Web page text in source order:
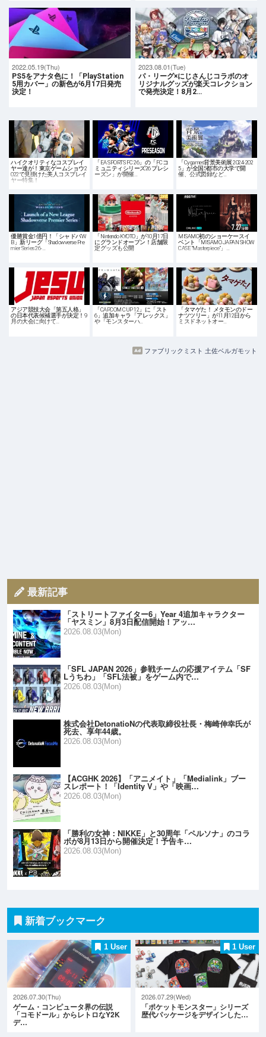
2022.05.19(Thu)
PS5をアナタ色に！「PlayStation
5用カバー」の新色が6月17日発売
決定！
2023.08.01(Tue)
パ・リーグ×にじさんじコラボのオ
リジナルグッズが楽天コレクション
で発売決定！8月2…
ハイクオリティなコスプレイ
ヤー達が！東京ゲームショウ2
022で見掛けた美人コスプレイ
ヤー特集！
「EA SPORTS FC 26」の「FCコ
ミュニティシリーズ26 プレシ
ーズン」が開催…
「Cygames背景美術展 2024-202
5」が全国5都市の大学で開
催、公式図録など…
優勝賞金1億円！「シャドバW
B」新リーグ「Shadowverse Pre
mier Series 26-…
「Nintendo KYOTO」が10月17日
にグランドオープン！店舗限
定グッズも公開
MISAMO初のショーケースイ
ベント「MISAMO JAPAN SHOW
CASE “Masterpiece”」…
アジア競技大会「第五人格」
の日本代表候補選手が決定！9
月の大会に向けて…
「CAPCOM CUP 12」に「スト
6」追加キャラ「アレックス」
や「モンスターハ…
「タマゲた！ メタモンのドー
ナツツリー」が11月12日から
ミスドネットオー…
ファブリックミスト 土佐ベルガモット
最新記事
「ストリートファイター6」Year 4追加キャラクター
「ヤスミン」8月3日配信開始！アッ…
2026.08.03(Mon)
「SFL JAPAN 2026」参戦チームの応援アイテム「SF
Lうちわ」「SFL法被」をゲーム内で…
2026.08.03(Mon)
株式会社DetonatioNの代表取締役社長・梅崎伸幸氏が
死去、享年44歳。
2026.08.03(Mon)
【ACGHK 2026】「アニメイト」「Medialink」ブー
スレポート！「Identity V」や「映画…
2026.08.03(Mon)
「勝利の女神：NIKKE」と30周年「ペルソナ」のコラ
ボが8月13日から開催決定！予告キ…
2026.08.03(Mon)
新着ブックマーク
1 User
2026.07.30(Thu)
ゲーム・コンピュータ界の伝説
「コモドール」からレトロなY2K
デ…
1 User
2026.07.29(Wed)
「ポケットモンスター」シリーズ
歴代パッケージをデザインした…